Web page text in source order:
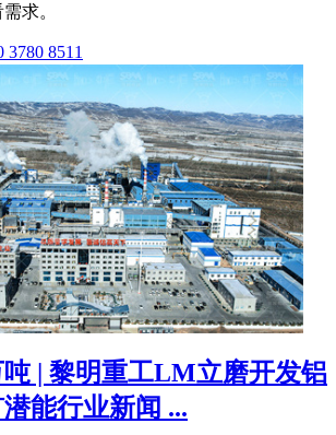
求。
8511
| 黎明重工LM立磨开发铝
能行业新闻 ...